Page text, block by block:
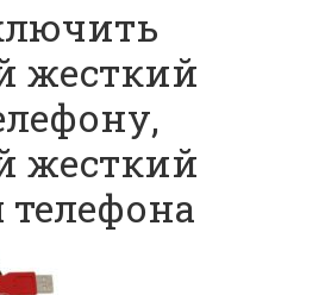
жесткий
жесткий